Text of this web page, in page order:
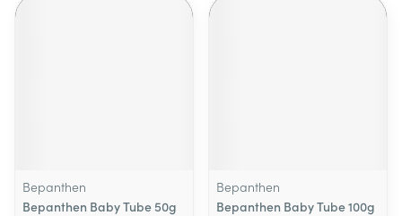
Bepanthen
Bepanthen Baby Tube 50g
Bepanthen
Bepanthen Baby Tube 100g